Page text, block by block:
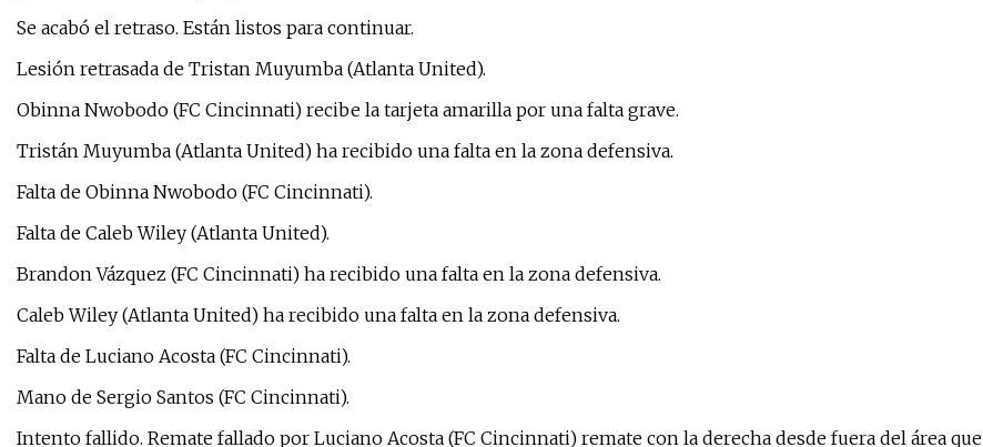
Se acabó el retraso. Están listos para continuar.
Lesión retrasada de Tristan Muyumba (Atlanta United).
Obinna Nwobodo (FC Cincinnati) recibe la tarjeta amarilla por una falta grave.
Tristán Muyumba (Atlanta United) ha recibido una falta en la zona defensiva.
Falta de Obinna Nwobodo (FC Cincinnati).
Falta de Caleb Wiley (Atlanta United).
Brandon Vázquez (FC Cincinnati) ha recibido una falta en la zona defensiva.
Caleb Wiley (Atlanta United) ha recibido una falta en la zona defensiva.
Falta de Luciano Acosta (FC Cincinnati).
Mano de Sergio Santos (FC Cincinnati).
Intento fallido. Remate fallado por Luciano Acosta (FC Cincinnati) remate con la derecha desde fuera del área que